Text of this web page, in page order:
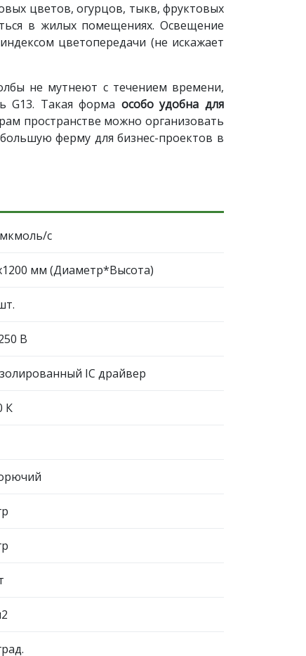
цветов, огурцов, тыкв, фруктовых
в жилых помещениях. Освещение
цветопередачи (не искажает
не мутнеют с течением времени,
G13. Такая форма особо удобна для
пространстве можно организовать
ферму для бизнес-проектов в
c
мм (Диаметр*Высота)
В
IC драйвер
К